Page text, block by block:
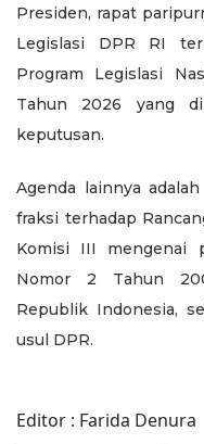
Presiden, rapat
Legislasi DPR RI
Program Legislasi
Tahun 2026 yang
keputusan.
Agenda lainnya
fraksi terhadap
Komisi III mengenai
Nomor 2 Tahun
Republik Indonesia,
usul DPR.
Editor : Farida Denura